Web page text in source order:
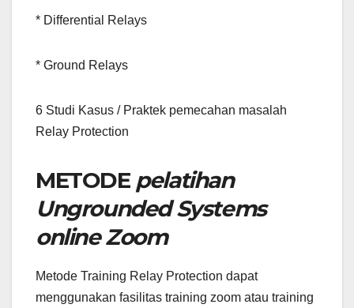
* Differential Relays
* Ground Relays
6 Studi Kasus / Praktek pemecahan masalah
Relay Protection
METODE pelatihan
Ungrounded Systems
online Zoom
Metode Training Relay Protection dapat
menggunakan fasilitas training zoom atau training